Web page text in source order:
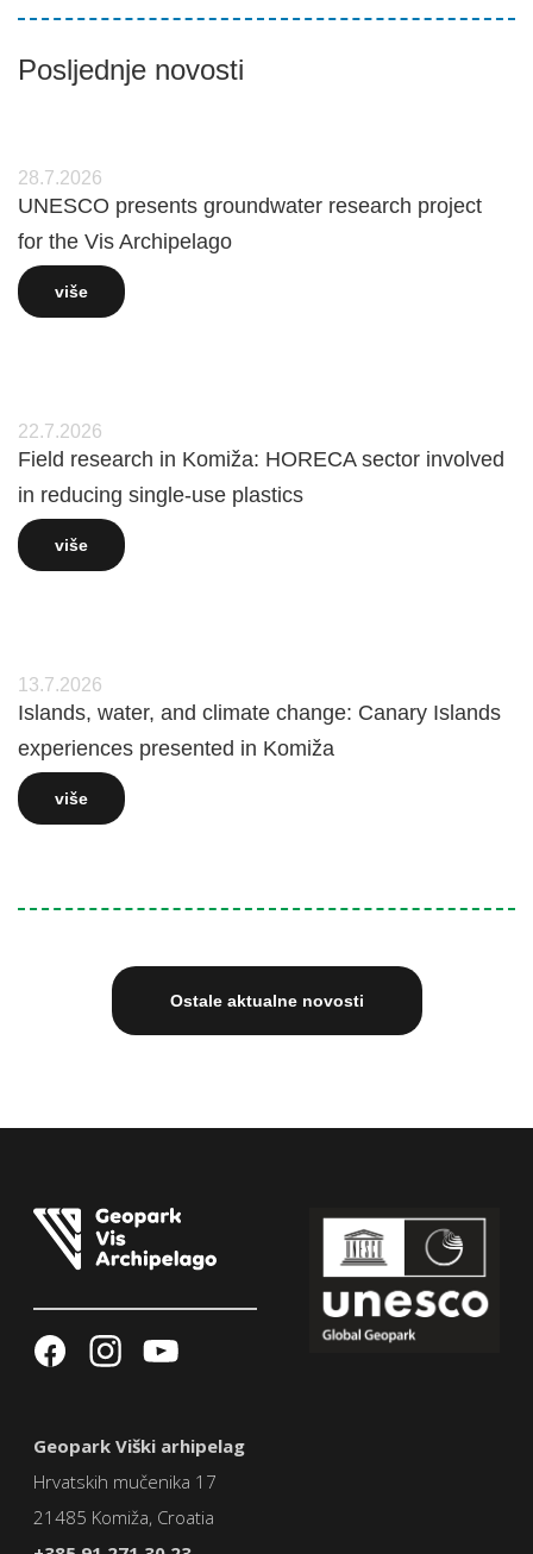
Posljednje novosti
28.7.2026
UNESCO presents groundwater research project
for the Vis Archipelago
više
22.7.2026
Field research in Komiža: HORECA sector involved
in reducing single-use plastics
više
13.7.2026
Islands, water, and climate change: Canary Islands
experiences presented in Komiža
više
Ostale aktualne novosti
Geopark Viški arhipelag
Hrvatskih mučenika 17
21485 Komiža, Croatia